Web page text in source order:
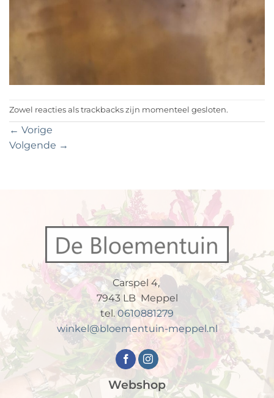
Zowel reacties als trackbacks zijn momenteel gesloten.
← Vorige
Volgende →
Carspel 4,
7943 LB Meppel
tel. 0610881279
winkel@bloementuin-meppel.nl
Webshop